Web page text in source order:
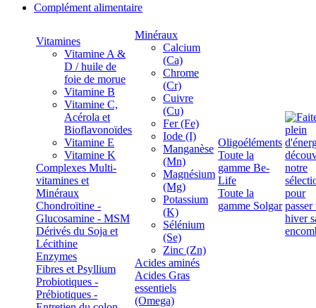
Complément alimentaire
Vitamines
Vitamine A &
D / huile de
foie de morue
Vitamine B
Vitamine C,
Acérola et
Bioflavonoïdes
Vitamine E
Vitamine K
Complexes Multi-
vitamines et
Minéraux
Chondroïtine -
Glucosamine - MSM
Dérivés du Soja et
Lécithine
Enzymes
Fibres et Psyllium
Probiotiques -
Prébiotiques -
Minéraux
Calcium
(Ca)
Chrome
(Cr)
Cuivre
(Cu)
Fer (Fe)
Iode (I)
Manganèse
(Mn)
Magnésium
(Mg)
Potassium
(K)
Sélénium
(Se)
Zinc (Zn)
Acides aminés
Acides Gras
essentiels
(Omega)
Oligoéléments
Toute la
gamme Be-
Life
Toute la
gamme Solgar